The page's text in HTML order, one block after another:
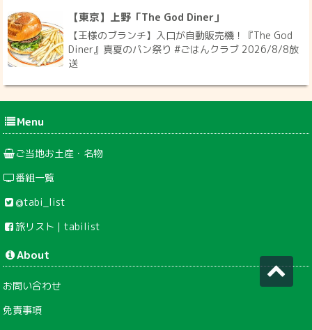
【東京】上野「The God Diner」
【王様のブランチ】入口が自動販売機！『The God
Diner』真夏のパン祭り #ごはんクラブ 2026/8/8放
送
Menu
ご当地お土産・名物
番組一覧
@tabi_list
旅リスト｜tabilist
About
お問い合わせ
免責事項